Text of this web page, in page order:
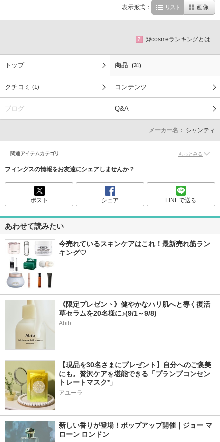
表示形式： リスト 画像
? @cosmeランキングとは
トップ 商品 (31)
クチコミ (1) コンテンツ
ブログ Q&A
メーカー名： シャンティ
関連アイテムカテゴリ もっとみる
フィングスの情報をお友達にシェアしませんか？
ポスト シェア LINEで送る
あわせて読みたい
今売れているスキンケアはこれ！最新売れ筋ラン
キング♡
《限定プレゼント》健やかなハリ肌へと導く復活
草セラムを20名様に♪(9/1～9/8)
Abib
【現品を30名さまにプレゼント】自分へのご褒美
にも。贅沢ケアを堪能できる「プランプコンセン
トレートマスク*」
アユーラ
新しい香りが登場！ポップアップ開催｜ジョー マ
ローン ロンドン